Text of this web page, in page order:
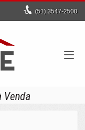
(51) 3547-2500
Venda